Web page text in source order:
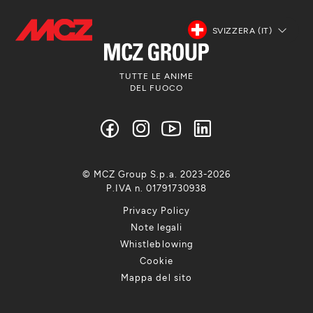
SVIZZERA (IT)
TUTTE LE ANIME
DEL FUOCO
Privacy Policy
Note legali
Whistleblowing
Cookie
Mappa del sito
© MCZ Group S.p.a. 2023-2026
P.IVA n. 01791730938